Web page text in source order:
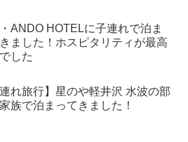
ANDO HOTELに子連れで泊ま
ました！ホスピタリティが最高
した
連れ旅行】星のや軽井沢 水波の部
族で泊まってきました！